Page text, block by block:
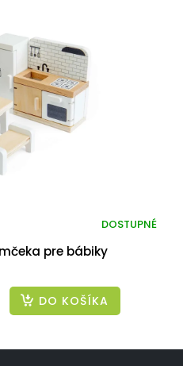
pre bábiky
DOSTUPNÉ
DO KOŠÍKA